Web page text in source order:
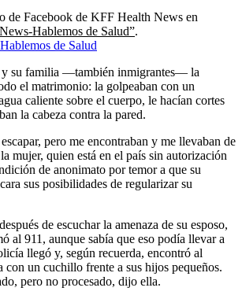
de Facebook de KFF Health News en
Hablemos de Salud”.
de Salud
y su familia —también inmigrantes— la
el matrimonio: la golpeaban con un
caliente sobre el cuerpo, le hacían cortes
la cabeza contra la pared.
pero me encontraban y me llevaban de
mujer, quien está en el país sin autorización
de anonimato por temor a que su
sus posibilidades de regularizar su
de escuchar la amenaza de su esposo,
al 911, aunque sabía que eso podía llevar a
llegó y, según recuerda, encontró al
con un cuchillo frente a sus hijos pequeños.
pero no procesado, dijo ella.